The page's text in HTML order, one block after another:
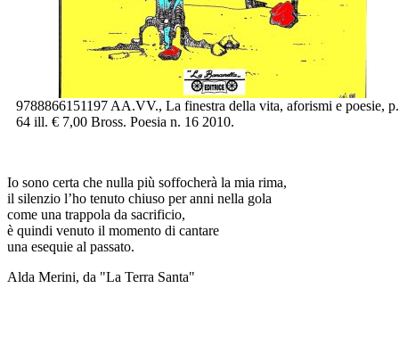
9788866151197 AA.VV., La finestra della vita, aforismi e poesie, p.
64 ill. € 7,00 Bross. Poesia n. 16 2010.
Io sono certa che nulla più soffocherà la mia rima,
il silenzio l’ho tenuto chiuso per anni nella gola
come una trappola da sacrificio,
è quindi venuto il momento di cantare
una esequie al passato.
Alda Merini, da "La Terra Santa"